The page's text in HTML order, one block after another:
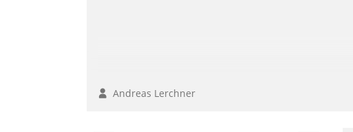
Andreas Lerchner